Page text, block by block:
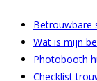
Betrouwbare
Wat is mijn
Photobooth
Checklist